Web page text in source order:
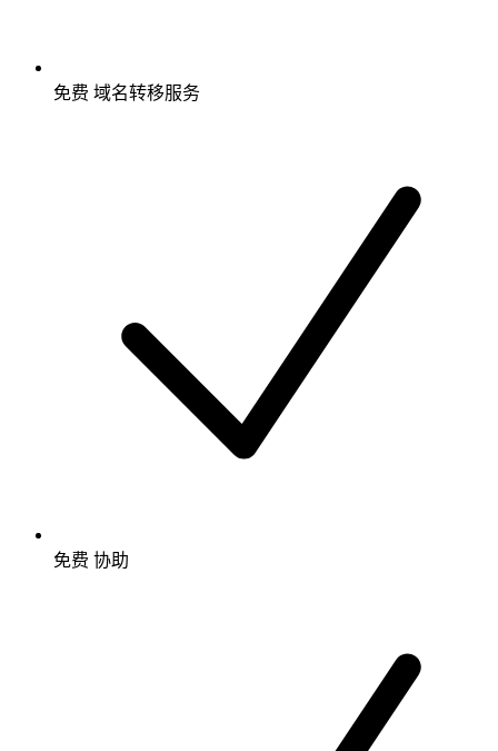
免费 域名转移服务
免费 协助